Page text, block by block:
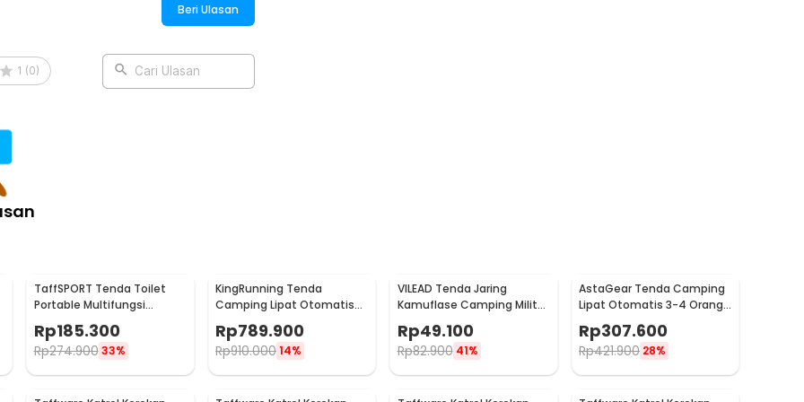
Lifting Pulley - SH200
Beri Ulasan
1 (0) Cari Ulasan
TaffSPORT Tenda Toilet
Portable Multifungsi
Automatic Shower Tent -
ST-100
Rp185.300
Rp274.900 33%
KingRunning Tenda
Camping Lipat Otomatis
3-4 Orang Single Layer - S-
T414
Rp789.900
Rp910.00014%
VILEAD Tenda Jaring
Kamuflase Camping Militer
SG023
Rp49.100
Rp82.900 41%
AstaGear Tenda Camping
Lipat Otomatis 3-4 Orang
Single Layer - SH-100
Rp307.600
Rp421.900 28%